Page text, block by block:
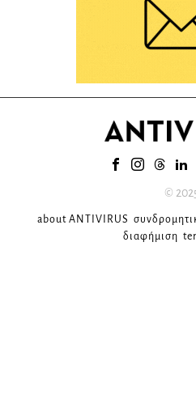
©
about ANTIVIRUS
διαφήμιση